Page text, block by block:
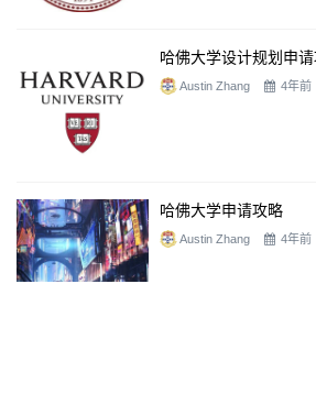
哈佛大学设计规划申
Austin Zhang 4年前
哈佛大学申请攻略
Austin Zhang 4年前